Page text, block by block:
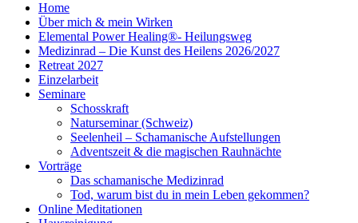
Home
Über mich & mein Wirken
Elemental Power Healing®- Heilungsweg
Medizinrad – Die Kunst des Heilens 2026/2027
Retreat 2027
Einzelarbeit
Seminare
Schosskraft
Naturseminar (Schweiz)
Seelenheil – Schamanische Aufstellungen
Adventszeit & die magischen Rauhnächte
Vorträge
Das schamanische Medizinrad
Tod, warum bist du in mein Leben gekommen?
Online Meditationen